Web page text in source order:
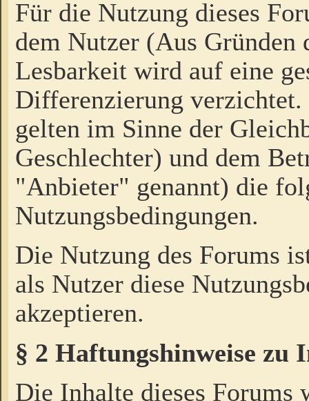
Für die Nutzung dieses
dem Nutzer (Aus Gründen
Lesbarkeit wird auf eine
Differenzierung
gelten im Sinne der
Geschlechter) und dem
"Anbieter" genannt) die
Nutzungsbedingungen.
Die Nutzung des Forums
als Nutzer diese
akzeptieren.
§ 2 Haftungshinweise zu
Die Inhalte dieses Forums